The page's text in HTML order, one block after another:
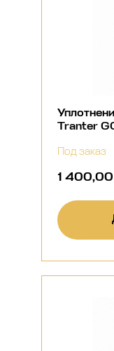
Tranter
Под заказ
1